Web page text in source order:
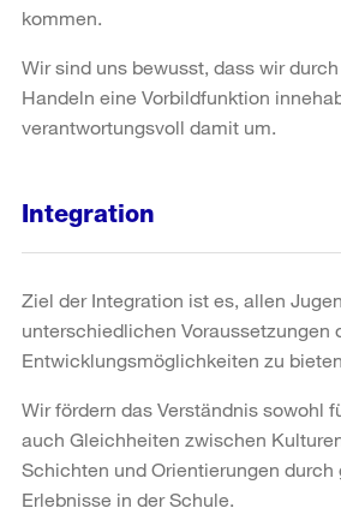
kommen.
Wir sind uns bewusst, dass wir
Handeln eine Vorbildfunktion
verantwortungsvoll damit um.
Integration
Ziel der Integration ist es, allen
unterschiedlichen Voraussetzungen
Entwicklungsmöglichkeiten zu
Wir fördern das Verständnis sowohl
auch Gleichheiten zwischen
Schichten und Orientierungen durch
Erlebnisse in der Schule.